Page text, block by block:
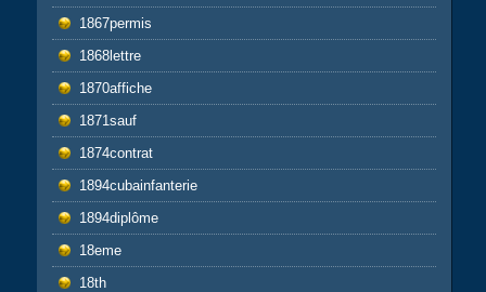
1867permis
1868lettre
1870affiche
1871sauf
1874contrat
1894cubainfanterie
1894diplôme
18eme
18th